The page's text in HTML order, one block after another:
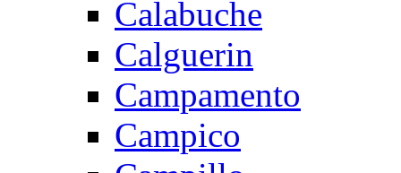
Calabuche
Calguerin
Campamento
Campico